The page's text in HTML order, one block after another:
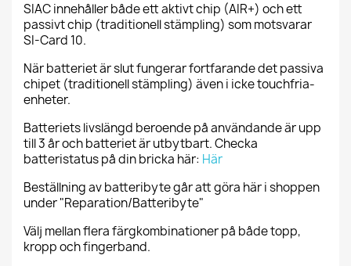
SIAC innehåller både ett aktivt chip (AIR+) och ett
passivt chip (traditionell stämpling) som motsvarar
SI-Card 10.
När batteriet är slut fungerar fortfarande det passiva
chipet (traditionell stämpling) även i icke touchfria-
enheter.
Batteriets livslängd beroende på användande är upp
till 3 år och batteriet är utbytbart. Checka
batteristatus på din bricka här: Här
Beställning av batteribyte går att göra här i shoppen
under "Reparation/Batteribyte"
Välj mellan flera färgkombinationer på både topp,
kropp och fingerband.